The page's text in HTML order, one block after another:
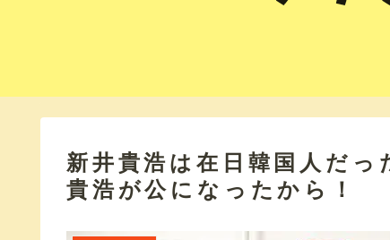
新井貴浩は在日韓国人だ
貴浩が公になったから！